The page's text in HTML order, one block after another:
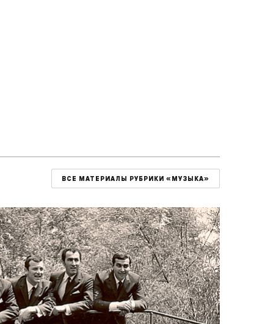
ВСЕ МАТЕРИАЛЫ РУБРИКИ «МУЗЫКА»